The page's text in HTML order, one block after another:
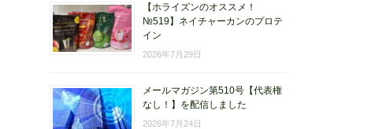
【ホライズンのオススメ！
№519】ネイチャーカンのプロテ
イン
2026年7月29日
メールマガジン第510号【代表権
なし！】を配信しました
2026年7月24日